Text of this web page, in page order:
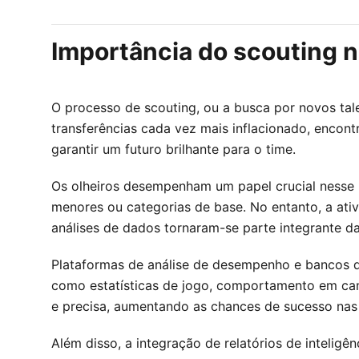
Importância do scouting
O processo de scouting, ou a busca por novos
transferências cada vez mais inflacionado,
garantir um futuro brilhante para o time.
Os olheiros desempenham um papel crucial
menores ou categorias de base. No entanto, a
análises de dados tornaram-se parte integrante
Plataformas de análise de desempenho e
como estatísticas de jogo, comportamento em
e precisa, aumentando as chances de sucesso
Além disso, a integração de relatórios de